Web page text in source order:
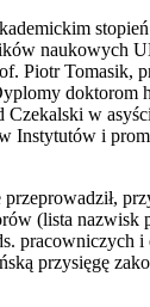
naukowych
Piotr Tomasik,
doktorom
Czekalski w
Instytutów i
(lista nazwisk
pracowniczych
przysięgę